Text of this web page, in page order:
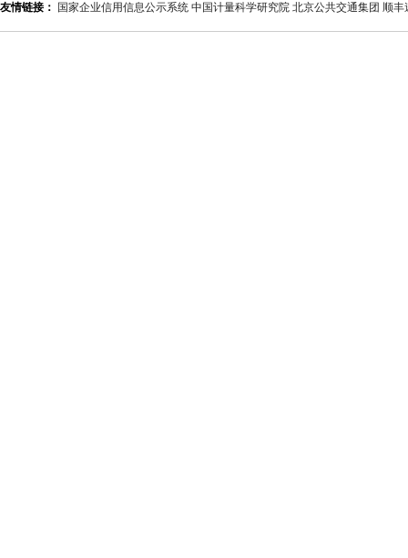
友情链接： 国家企业信用信息公示系统 中国计量科学研究院 北京公共交通集团 顺丰